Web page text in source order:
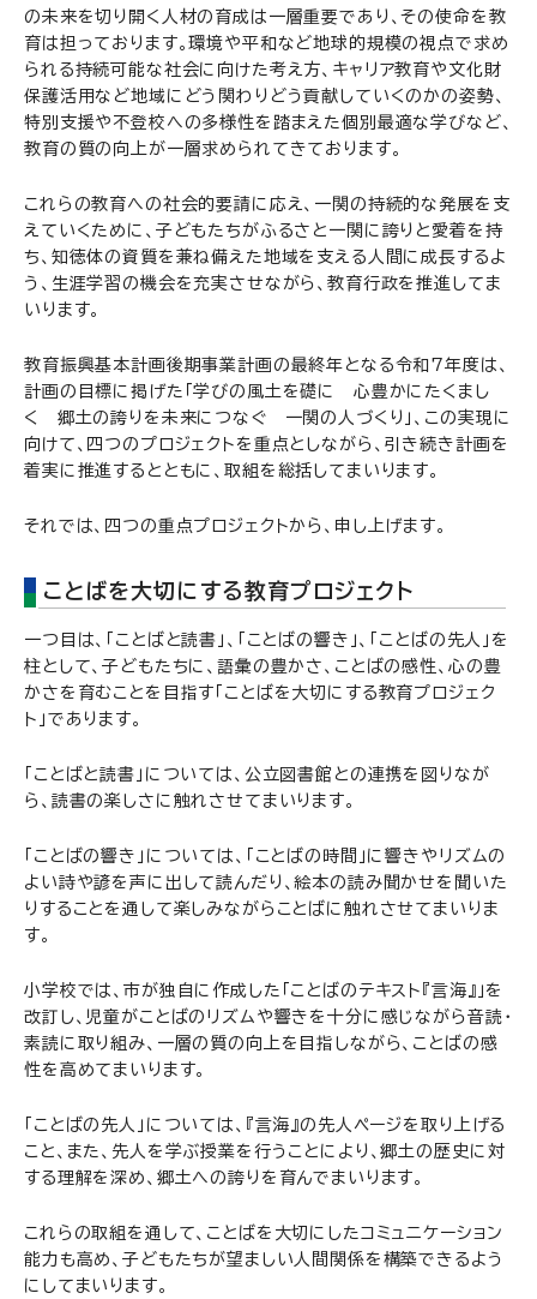
の未来を切り開く人材の育成は一層重要であり、その使命を教
育は担っております。環境や平和など地球的規模の視点で求め
られる持続可能な社会に向けた考え方、キャリア教育や文化財
保護活用など地域にどう関わりどう貢献していくのかの姿勢、
特別支援や不登校への多様性を踏まえた個別最適な学びなど、
教育の質の向上が一層求められてきております。
これらの教育への社会的要請に応え、一関の持続的な発展を支
えていくために、子どもたちがふるさと一関に誇りと愛着を持
ち、知徳体の資質を兼ね備えた地域を支える人間に成長するよ
う、生涯学習の機会を充実させながら、教育行政を推進してま
いります。
教育振興基本計画後期事業計画の最終年となる令和7年度は、
計画の目標に掲げた「学びの風土を礎に 心豊かにたくまし
く 郷土の誇りを未来につなぐ 一関の人づくり」、この実現に
向けて、四つのプロジェクトを重点としながら、引き続き計画を
着実に推進するとともに、取組を総括してまいります。
それでは、四つの重点プロジェクトから、申し上げます。
ことばを大切にする教育プロジェクト
一つ目は、「ことばと読書」、「ことばの響き」、「ことばの先人」を
柱として、子どもたちに、語彙の豊かさ、ことばの感性、心の豊
かさを育むことを目指す「ことばを大切にする教育プロジェク
ト」であります。
「ことばと読書」については、公立図書館との連携を図りなが
ら、読書の楽しさに触れさせてまいります。
「ことばの響き」については、「ことばの時間」に響きやリズムの
よい詩や諺を声に出して読んだり、絵本の読み聞かせを聞いた
りすることを通して楽しみながらことばに触れさせてまいりま
す。
小学校では、市が独自に作成した「ことばのテキスト『言海』」を
改訂し、児童がことばのリズムや響きを十分に感じながら音読・
素読に取り組み、一層の質の向上を目指しながら、ことばの感
性を高めてまいります。
「ことばの先人」については、『言海』の先人ページを取り上げる
こと、また、先人を学ぶ授業を行うことにより、郷土の歴史に対
する理解を深め、郷土への誇りを育んでまいります。
これらの取組を通して、ことばを大切にしたコミュニケーション
能力も高め、子どもたちが望ましい人間関係を構築できるよう
にしてまいります。